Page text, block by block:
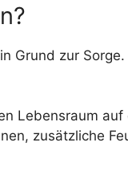
Grund zur
Lebensraum
zusätzliche